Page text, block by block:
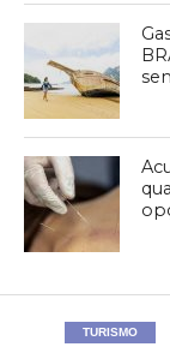
TURISMO